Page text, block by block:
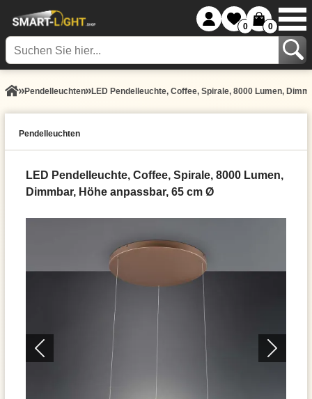
0 0
Pendel­leuchten LED Pendelleuchte, Coffee, Spirale, 8000 Lumen,
Pendel­leuchten
LED Pendelleuchte, Coffee, Spirale, 8000 Lumen,
Dimmbar, Höhe anpassbar, 65 cm Ø